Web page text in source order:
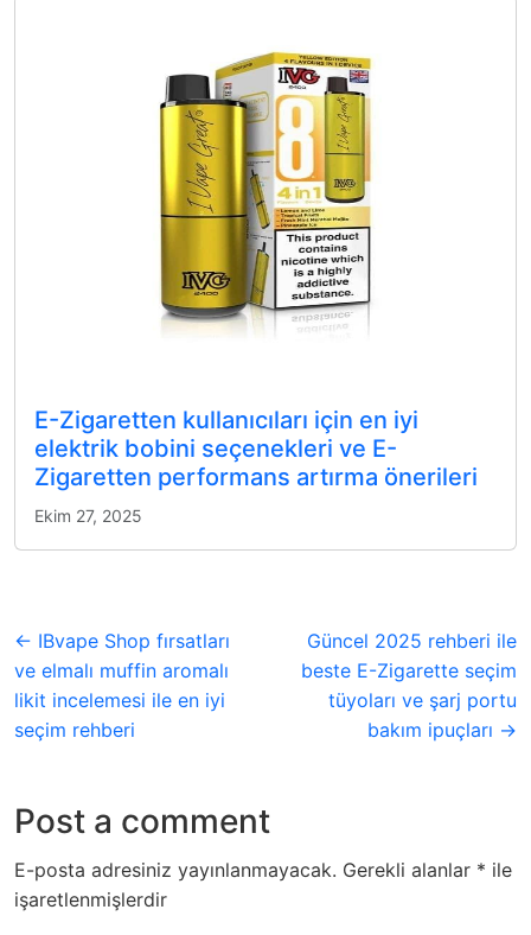
E-Zigaretten kullanıcıları için en iyi
elektrik bobini seçenekleri ve E-
Zigaretten performans artırma önerileri
Ekim 27, 2025
← IBvape Shop fırsatları
ve elmalı muffin aromalı
likit incelemesi ile en iyi
seçim rehberi
Güncel 2025 rehberi ile
beste E-Zigarette seçim
tüyoları ve şarj portu
bakım ipuçları →
Post a comment
E-posta adresiniz yayınlanmayacak. Gerekli alanlar * ile
işaretlenmişlerdir